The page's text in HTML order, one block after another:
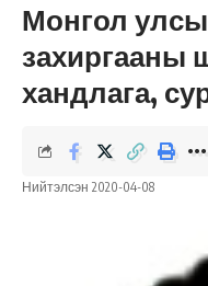
Монгол
захиргааны
хандлага,
Нийтэлсэн 2020-04-08